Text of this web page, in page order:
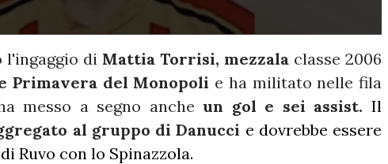
l'ingaggio di Mattia Torrisi, mezzala classe 2006
Primavera del Monopoli e ha militato nelle fila
messo a segno ancheun gol e sei assist.Il
al gruppo di Danucci e dovrebbe essere
Ruvo con lo Spinazzola.